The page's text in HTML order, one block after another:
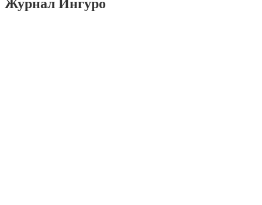
Журнал Ингуро